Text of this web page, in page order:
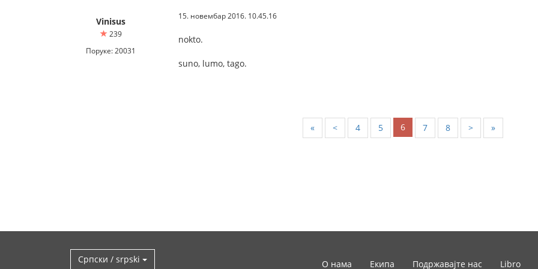
Vinisus
239
Поруке: 20031
15. новембар 2016. 10.45.16
nokto.
suno, lumo, tago.
« < 4 5 6 7 8 > »
Српски / srpski О нама Екипа Подржавајте нас Libro